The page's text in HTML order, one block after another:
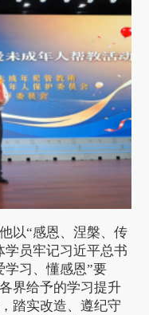
以“感恩、涅槃、传
学员牢记习近平总书
学习、懂感恩”要
界给予的学习提升
踏实改造、遵纪守